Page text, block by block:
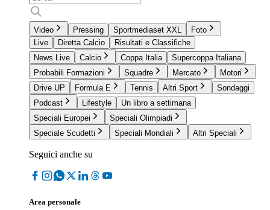
Video Pressing Sportmediaset XXL
Foto
Live
Diretta Calcio
Risultati e Classifiche
News Live
Calcio Coppa Italia
Supercoppa Italiana
Probabili Formazioni
Squadre Mercato
Motori
Drive UP
Formula E Tennis Altri Sport
Sondaggi
Podcast
Lifestyle
Un libro a settimana
Speciali Europei
Speciali Olimpiadi
Speciale Scudetti
Speciali Mondiali Altri Speciali
Seguici anche su
Area personale